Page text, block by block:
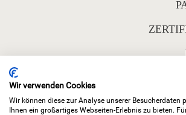
Wir verwenden Cookies
Wir können diese zur Analyse unserer Besucherdaten
Ihnen ein großartiges Webseiten-Erlebnis zu bieten.